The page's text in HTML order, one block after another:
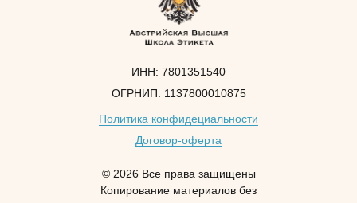
© 2026 Все права защищены
Копирование материалов без
ИНН: 7801351540
ОГРНИП: 1137800010875
Политика конфидециальности
Договор-оферта